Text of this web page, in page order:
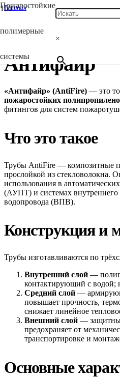
Пожаростойкие
полимерные
системы
×
Главная
/
/
Антифайр
«Антифайр» (AntiFire) — это
пожаростойких
фитингов для систем
Чтоэтотакое
Трубы AntiFire — композитные
прослойкой из стекловолокна.
использования в автоматических
(АУПТ) и системах внутреннего
водопровода (ВПВ).
Конструкцияи
Трубы изготавливаются по
Внутренний слой —
контактирующий с водой;
Средний слой —
повышает прочность,
снижает линейное
Внешний слой —
предохраняет от
транспортировке и
Основные